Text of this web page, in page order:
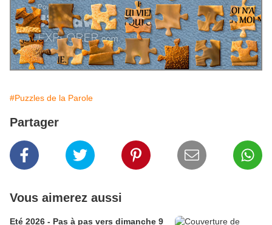
#Puzzles de la Parole
Partager
Vous aimerez aussi
Eté 2026 - Pas à pas vers dimanche 9